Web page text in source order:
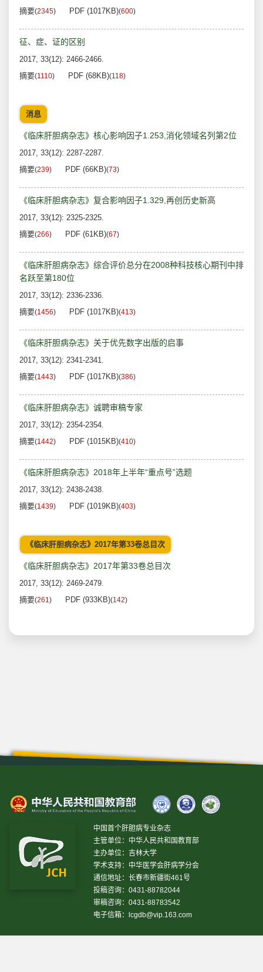
摘要(2345) PDF (1017KB)(600)
征、症、证的区别
2017, 33(12): 2466-2466.
摘要(1110) PDF (68KB)(118)
消息
《临床肝胆病杂志》核心影响因子1.253,消化领域名列第2位
2017, 33(12): 2287-2287.
摘要(239) PDF (66KB)(73)
《临床肝胆病杂志》复合影响因子1.329,再创历史新高
2017, 33(12): 2325-2325.
摘要(266) PDF (61KB)(67)
《临床肝胆病杂志》综合评价总分在2008种科技核心期刊中排
名跃至第180位
2017, 33(12): 2336-2336.
摘要(1456) PDF (1017KB)(413)
《临床肝胆病杂志》关于优先数字出版的启事
2017, 33(12): 2341-2341.
摘要(1443) PDF (1017KB)(386)
《临床肝胆病杂志》诚聘审稿专家
2017, 33(12): 2354-2354.
摘要(1442) PDF (1015KB)(410)
《临床肝胆病杂志》2018年上半年“重点号”选题
2017, 33(12): 2438-2438.
摘要(1439) PDF (1019KB)(403)
《临床肝胆病杂志》2017年第33卷总目次
《临床肝胆病杂志》2017年第33卷总目次
2017, 33(12): 2469-2479.
摘要(261) PDF (933KB)(142)
中国首个肝胆病专业杂志
主管单位：中华人民共和国教育部
主办单位：吉林大学
学术支持：中华医学会肝病学分会
通信地址：长春市新疆街461号
投稿咨询：0431-88782044
审稿咨询：0431-88783542
电子信箱：
lcgdb@vip.163.com